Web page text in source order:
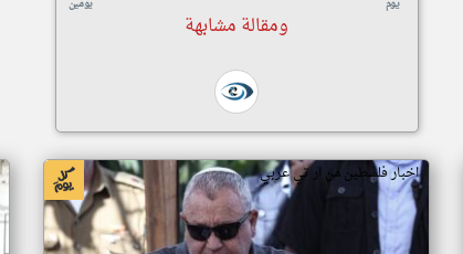
يومين يوم
ومقالة مشابهة
اخبار فلسطين من ار تي عربي